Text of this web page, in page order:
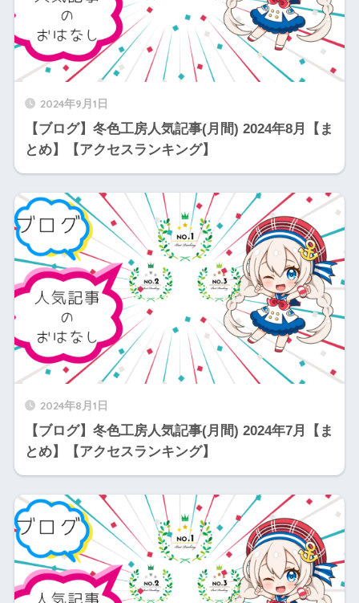
2024年9月1日
【ブログ】冬色工房人気記事(月間) 2024年8月【ま
とめ】【アクセスランキング】
2024年8月1日
【ブログ】冬色工房人気記事(月間) 2024年7月【ま
とめ】【アクセスランキング】